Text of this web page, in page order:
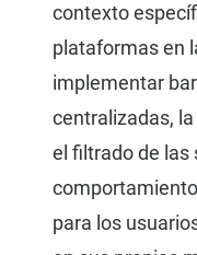
contexto
plataformas en
implementar
centralizadas,
el filtrado de las
para los